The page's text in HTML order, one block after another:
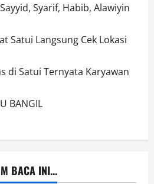
Syarif, Habib, Alawiyin
Satui Langsung Cek Lokasi
di Satui Ternyata Karyawan
BANGIL
BACA INI...